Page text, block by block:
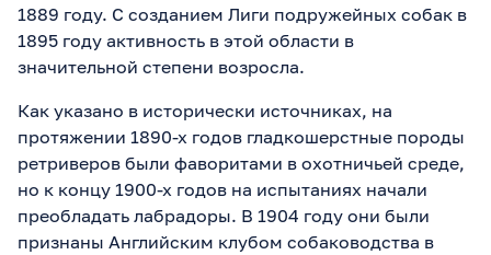
1889 году. С созданием Лиги подружейных собак в
1895 году активность в этой области в
значительной степени возросла.
Как указано в исторически источниках, на
протяжении 1890-х годов гладкошерстные породы
ретриверов были фаворитами в охотничьей среде,
но к концу 1900-х годов на испытаниях начали
преобладать лабрадоры. В 1904 году они были
признаны Английским клубом собаководства в